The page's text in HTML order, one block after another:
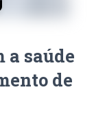
a saúde
de